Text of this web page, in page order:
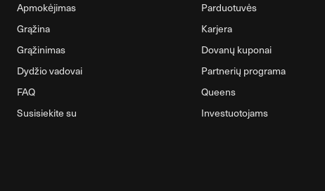
Apmokėjimas
Grąžina
Grąžinimas
Dydžio vadovai
FAQ
Susisiekite su
Parduotuvės
Karjera
Dovanų kuponai
Partnerių programa
Queens
Investuotojams